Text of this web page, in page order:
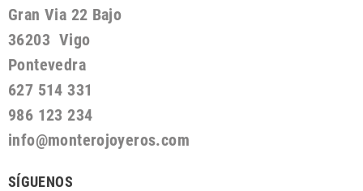
Gran Via 22 Bajo
36203 Vigo
Pontevedra
627 514 331
986 123 234
info@monterojoyeros.com
SÍGUENOS